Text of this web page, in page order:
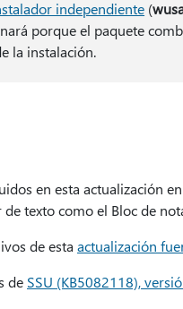
independiente (
porque el paquete
la instalación.
en esta actualización
texto como el Bloc de
de esta actualización
de SSU (KB5082118),